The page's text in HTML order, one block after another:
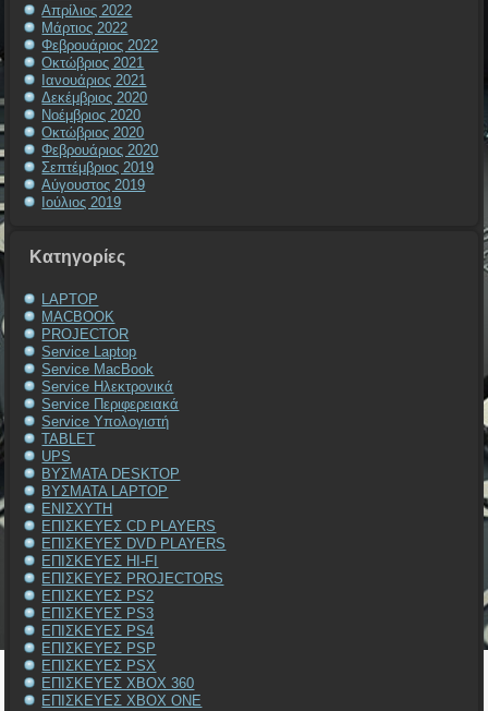
Απρίλιος 2022
Μάρτιος 2022
Φεβρουάριος 2022
Οκτώβριος 2021
Ιανουάριος 2021
Δεκέμβριος 2020
Νοέμβριος 2020
Οκτώβριος 2020
Φεβρουάριος 2020
Σεπτέμβριος 2019
Αύγουστος 2019
Ιούλιος 2019
Kατηγορίες
LAPTOP
MACBOOK
PROJECTOR
Service Laptop
Service MacBook
Service Ηλεκτρονικά
Service Περιφερειακά
Service Υπολογιστή
TABLET
UPS
ΒΥΣΜΑΤΑ DESKTOP
ΒΥΣΜΑΤΑ LAPTOP
ΕΝΙΣΧΥΤΗ
ΕΠΙΣΚΕΥΕΣ CD PLAYERS
ΕΠΙΣΚΕΥΕΣ DVD PLAYERS
ΕΠΙΣΚΕΥΕΣ HI-FI
ΕΠΙΣΚΕΥΕΣ PROJECTORS
ΕΠΙΣΚΕΥΕΣ PS2
ΕΠΙΣΚΕΥΕΣ PS3
ΕΠΙΣΚΕΥΕΣ PS4
ΕΠΙΣΚΕΥΕΣ PSP
ΕΠΙΣΚΕΥΕΣ PSX
ΕΠΙΣΚΕΥΕΣ XBOX 360
ΕΠΙΣΚΕΥΕΣ XBOX ONE